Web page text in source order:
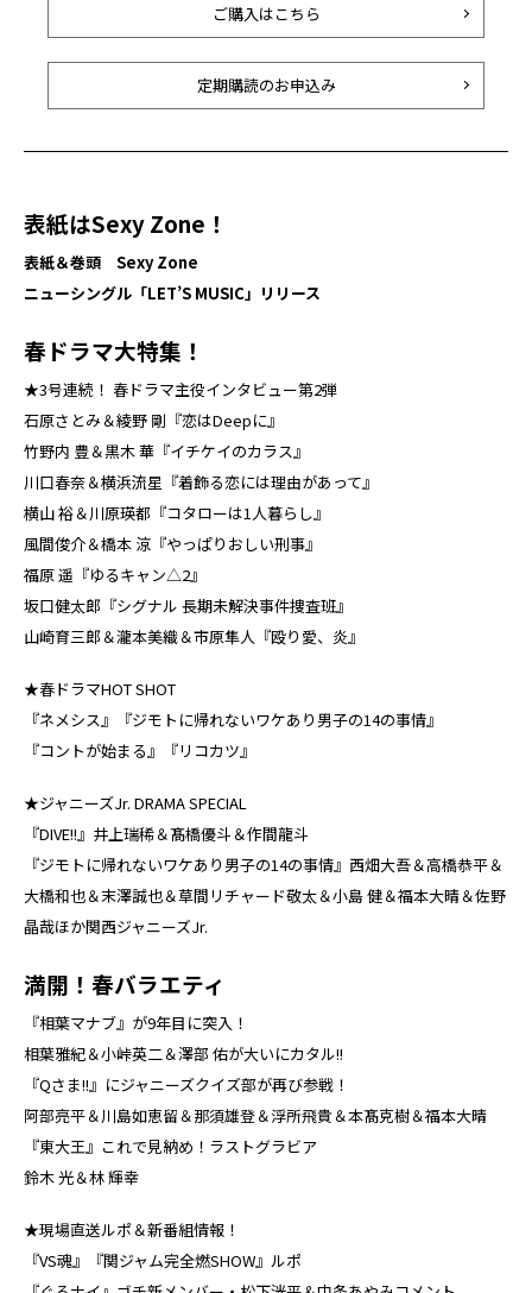
ご購入はこちら
定期購読のお申込み
表紙はSexy Zone！
表紙＆巻頭 Sexy Zone
ニューシングル「LET’S MUSIC」リリース
春ドラマ大特集！
★3号連続！ 春ドラマ主役インタビュー第2弾
石原さとみ＆綾野 剛『恋はDeepに』
竹野内 豊＆黒木 華『イチケイのカラス』
川口春奈＆横浜流星『着飾る恋には理由があって』
横山 裕＆川原瑛都『コタローは1人暮らし』
風間俊介＆橋本 涼『やっぱりおしい刑事』
福原 遥『ゆるキャン△2』
坂口健太郎『シグナル 長期未解決事件捜査班』
山崎育三郎＆瀧本美織＆市原隼人『殴り愛、炎』
★春ドラマHOT SHOT
『ネメシス』『ジモトに帰れないワケあり男子の14の事情』
『コントが始まる』『リコカツ』
★ジャニーズJr. DRAMA SPECIAL
『DIVE!!』井上瑞稀＆髙橋優斗＆作間龍斗
『ジモトに帰れないワケあり男子の14の事情』西畑大吾＆高橋恭平＆
大橋和也＆末澤誠也＆草間リチャード敬太＆小島 健＆福本大晴＆佐野
晶哉ほか関西ジャニーズJr.
満開！春バラエティ
『相葉マナブ』が9年目に突入！
相葉雅紀＆小峠英二＆澤部 佑が大いにカタル!!
『Qさま!!』にジャニーズクイズ部が再び参戦！
阿部亮平＆川島如恵留＆那須雄登＆浮所飛貴＆本髙克樹＆福本大晴
『東大王』これで見納め！ラストグラビア
鈴木 光＆林 輝幸
★現場直送ルポ＆新番組情報！
『VS魂』『関ジャム完全燃SHOW』ルポ